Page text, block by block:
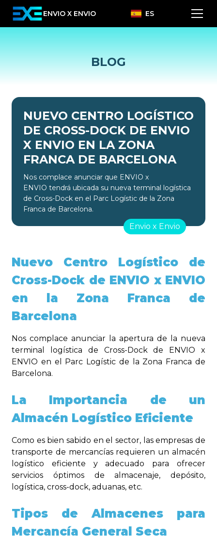
ENVIO X ENVIO ES
BLOG
NUEVO CENTRO LOGÍSTICO
DE CROSS-DOCK DE ENVIO
X ENVIO EN LA ZONA
FRANCA DE BARCELONA
Nos complace anunciar que ENVIO x
ENVIO tendrá ubicada su nueva terminal logística
de Cross-Dock en el Parc Logístic de la Zona
Franca de Barcelona.
Envio x Envio
Nuevo Centro Logístico de
Cross-Dock de ENVIO x ENVIO
en la Zona Franca de
Barcelona
Nos complace anunciar la apertura de la nueva
terminal logística de Cross-Dock de ENVIO x
ENVIO en el Parc Logístic de la Zona Franca de
Barcelona.
La Importancia de un
Almacén Logístico Eficiente
Como es bien sabido en el sector, las empresas de
transporte de mercancías requieren un almacén
logístico eficiente y adecuado para ofrecer
servicios óptimos de almacenaje, depósito,
logística, cross-dock, aduanas, etc.
Tipos de Almacenes para
Mercancía General Seca